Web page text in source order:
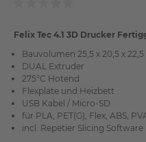
Felix Tec 4.1 3D Drucker
Bauvolumen 25,5 x 20,5 x
DUAL Extruder
275°C Hotend
Flexplate und Heizbett
USB Kabel / Micro-SD
für PLA, PET(G), Flex, ABS,
incl. Repetier Slicing Software